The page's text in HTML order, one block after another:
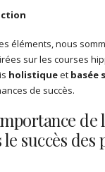
éléments, nous
sur les courses
holistiqueet basée
de succès.
de
succès des